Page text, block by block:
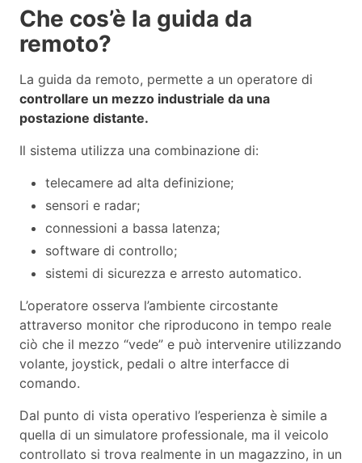
Che cos’è la guida da
remoto?
La guida da remoto, permette a un operatore di
controllare un mezzo industriale da una
postazione distante.
Il sistema utilizza una combinazione di:
telecamere ad alta definizione;
sensori e radar;
connessioni a bassa latenza;
software di controllo;
sistemi di sicurezza e arresto automatico.
L’operatore osserva l’ambiente circostante
attraverso monitor che riproducono in tempo reale
ciò che il mezzo “vede” e può intervenire utilizzando
volante, joystick, pedali o altre interfacce di
comando.
Dal punto di vista operativo l’esperienza è simile a
quella di un simulatore professionale, ma il veicolo
controllato si trova realmente in un magazzino, in un